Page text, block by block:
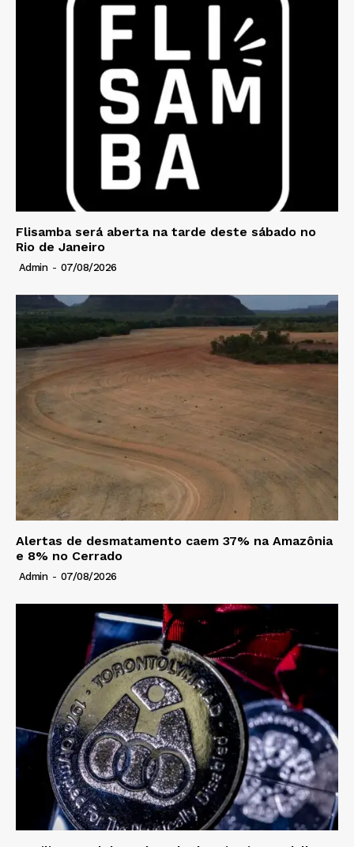
Flisamba será aberta na tarde deste sábado no
Rio de Janeiro
Admin - 07/08/2026
Alertas de desmatamento caem 37% na Amazônia
e 8% no Cerrado
Admin - 07/08/2026